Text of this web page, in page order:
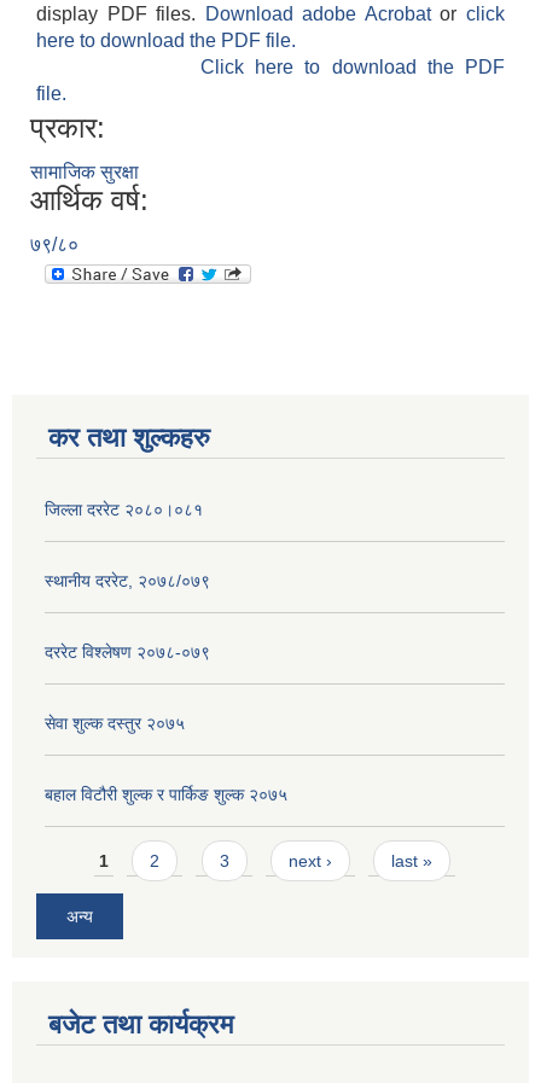
display PDF files.
Download adobe Acrobatorclick
here to download the PDF file.
Click here to download the PDF
file.
प्रकार:
सामाजिक सुरक्षा
आर्थिक वर्ष:
७९/८०
कर तथा शुल्कहरु
जिल्ला दररेट २०८०।०८१
स्थानीय दररेट, २०७८/०७९
दररेट विश्लेषण २०७८-०७९
सेवा शुल्क दस्तुर २०७५
बहाल विटौरी शुल्क र पार्किङ शुल्क २०७५
Pages
1 2 3 next › last »
अन्य
बजेट तथा कार्यक्रम